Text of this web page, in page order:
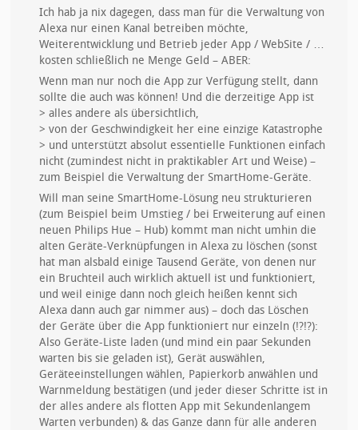
Ich hab ja nix dagegen, dass man für die Verwaltung von
Alexa nur einen Kanal betreiben möchte,
Weiterentwicklung und Betrieb jeder App / WebSite / …
kosten schließlich ne Menge Geld – ABER:
Wenn man nur noch die App zur Verfügung stellt, dann
sollte die auch was können! Und die derzeitige App ist
> alles andere als übersichtlich,
> von der Geschwindigkeit her eine einzige Katastrophe
> und unterstützt absolut essentielle Funktionen einfach
nicht (zumindest nicht in praktikabler Art und Weise) –
zum Beispiel die Verwaltung der SmartHome-Geräte.
Will man seine SmartHome-Lösung neu strukturieren
(zum Beispiel beim Umstieg / bei Erweiterung auf einen
neuen Philips Hue – Hub) kommt man nicht umhin die
alten Geräte-Verknüpfungen in Alexa zu löschen (sonst
hat man alsbald einige Tausend Geräte, von denen nur
ein Bruchteil auch wirklich aktuell ist und funktioniert,
und weil einige dann noch gleich heißen kennt sich
Alexa dann auch gar nimmer aus) – doch das Löschen
der Geräte über die App funktioniert nur einzeln (!?!?):
Also Geräte-Liste laden (und mind ein paar Sekunden
warten bis sie geladen ist), Gerät auswählen,
Geräteeinstellungen wählen, Papierkorb anwählen und
Warnmeldung bestätigen (und jeder dieser Schritte ist in
der alles andere als flotten App mit Sekundenlangem
Warten verbunden) & das Ganze dann für alle anderen